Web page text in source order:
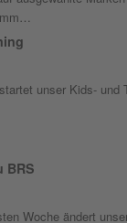
unser Kids- und
BRS
Woche ändert